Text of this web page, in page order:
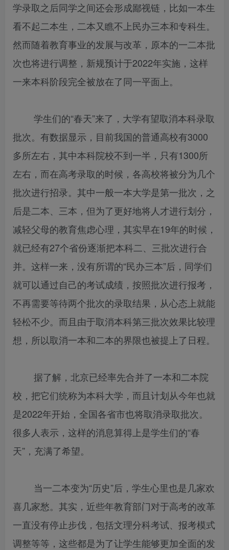
学录取之后同学之间还会形成鄙视链，比如一本生
看不起二本生，二本又瞧不上民办三本和专科生。
然而随着教育事业的发展与改革，原本的一二本批
次也将进行调整，新规预计于2022年实施，这样
一来本科阶段完全被放在了同一平面上。
学生们的“春天”来了，大学有望取消本科录取
批次。有数据显示，目前我国的普通高校有3000
多所左右，其中本科院校不到一半，只有1300所
左右，而在高考录取的时候，各高校将被分为几个
批次进行招录。其中一般一本大学是第一批次，之
后是二本、三本，但为了更好地将人才进行划分，
减轻父母的教育焦虑心理，其实早在19年的时候，
就已经有27个省份逐渐把本科二、三批次进行合
并。这样一来，没有所谓的“民办三本”后，同学们
就可以通过自己的考试成绩，按照批次进行报考，
不再需要等待两个批次的录取结果，从心态上就能
轻松不少。而且由于取消本科第三批次效果比较理
想，所以取消一本和二本的界限也被提上了日程。
据了解，北京已经率先合并了一本和二本院
校，把它们统称为本科大学，而且计划从今年也就
是2022年开始，全国各省市也将取消录取批次。
很多人表示，这样的消息算得上是学生们的“春
天”，充满了希望。
当一二本变为“历史”后，学生心里也是几家欢
喜几家愁。其实，近些年教育部门对于高考的改革
一直没有停止步伐，包括文理分科考试、报考模式
调整等等，这些都是为了让学生能够更加全面的发